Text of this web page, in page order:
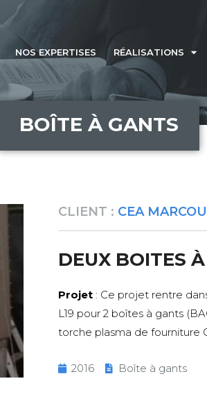
NOS EXPERTISES RÉALISATIONS
BOÎTE À GANTS
CLIENT : CEA
DEUX BOITES
Projet : Ce projet rentre
L19 pour 2 boîtes à gants
torche plasma de fourniture
2016 Boîte à gants